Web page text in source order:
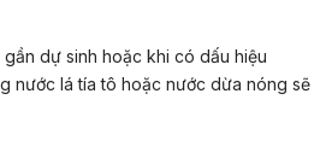
gần dự sinh hoặc khi có dấu hiệu
nước lá tía tô hoặc nước dừa nóng sẽ